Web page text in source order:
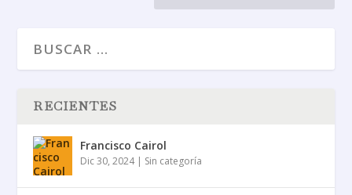
RECIENTES
Francisco Cairol
Dic 30, 2024| Sin categoría